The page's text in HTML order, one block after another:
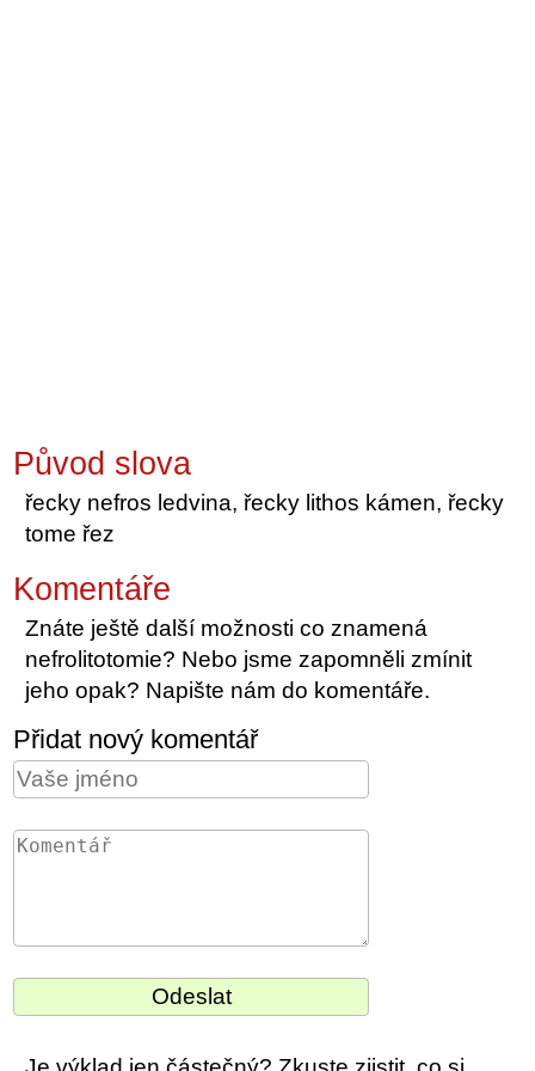
Původ slova
řecky nefros ledvina, řecky lithos kámen, řecky
tome řez
Komentáře
Znáte ještě další možnosti co znamená
nefrolitotomie? Nebo jsme zapomněli zmínit
jeho opak? Napište nám do komentáře.
Přidat nový komentář